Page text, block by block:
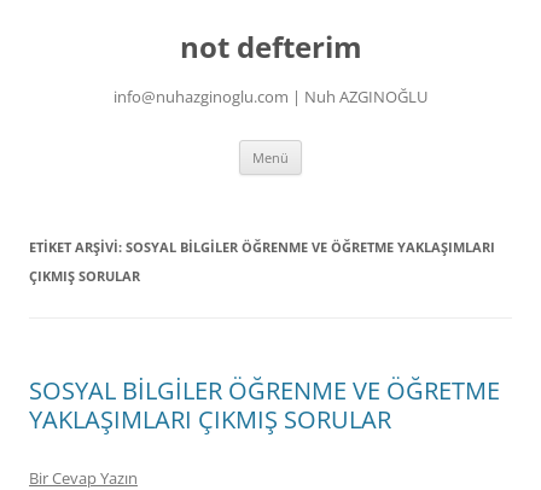
not defterim
info@nuhazginoglu.com | Nuh AZGINOĞLU
Menü
ETIKET ARŞIVI: SOSYAL BİLGİLER ÖĞRENME VE ÖĞRETME YAKLAŞIMLARI
ÇIKMIŞ SORULAR
SOSYAL BİLGİLER ÖĞRENME VE ÖĞRETME
YAKLAŞIMLARI ÇIKMIŞ SORULAR
Bir Cevap Yazın